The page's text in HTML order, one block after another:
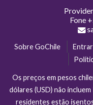
Fone
Sobre GoChile
Os preços em pesos
dólares (USD) não
residentes estão